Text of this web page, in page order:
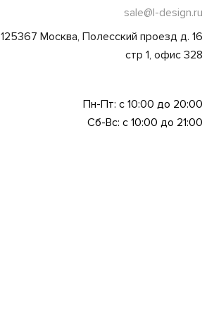
sale@l-design.ru
125367 Москва, Полесский проезд д. 16
стр 1, офис 328
Пн-Пт: с 10:00 до 20:00
Сб-Вс: с 10:00 до 21:00